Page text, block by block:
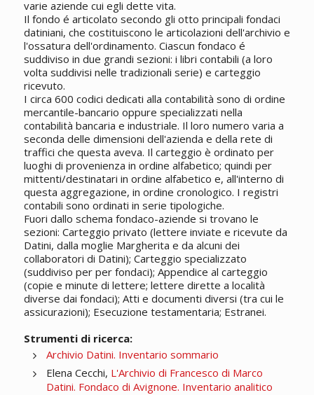
varie aziende cui egli dette vita.
Il fondo é articolato secondo gli otto principali fondaci
datiniani, che costituiscono le articolazioni dell'archivio e
l'ossatura dell'ordinamento. Ciascun fondaco é
suddiviso in due grandi sezioni: i libri contabili (a loro
volta suddivisi nelle tradizionali serie) e carteggio
ricevuto.
I circa 600 codici dedicati alla contabilità sono di ordine
mercantile-bancario oppure specializzati nella
contabilità bancaria e industriale. Il loro numero varia a
seconda delle dimensioni dell'azienda e della rete di
traffici che questa aveva. Il carteggio è ordinato per
luoghi di provenienza in ordine alfabetico; quindi per
mittenti/destinatari in ordine alfabetico e, all'interno di
questa aggregazione, in ordine cronologico. I registri
contabili sono ordinati in serie tipologiche.
Fuori dallo schema fondaco-aziende si trovano le
sezioni: Carteggio privato (lettere inviate e ricevute da
Datini, dalla moglie Margherita e da alcuni dei
collaboratori di Datini); Carteggio specializzato
(suddiviso per per fondaci); Appendice al carteggio
(copie e minute di lettere; lettere dirette a località
diverse dai fondaci); Atti e documenti diversi (tra cui le
assicurazioni); Esecuzione testamentaria; Estranei.
Strumenti di ricerca:
Archivio Datini. Inventario sommario
Elena Cecchi, L'Archivio di Francesco di Marco
Datini. Fondaco di Avignone. Inventario analitico